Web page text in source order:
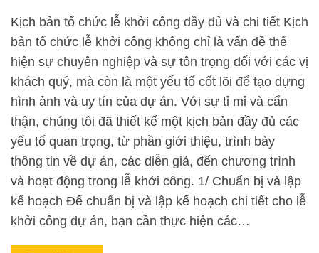
Kịch bản tổ chức lễ khởi công đầy đủ và chi tiết Kịch
bản tổ chức lễ khởi công không chỉ là vấn đề thể
hiện sự chuyên nghiệp và sự tôn trọng đối với các vị
khách quý, mà còn là một yếu tố cốt lõi để tạo dựng
hình ảnh và uy tín của dự án. Với sự tỉ mỉ và cẩn
thận, chúng tôi đã thiết kế một kịch bản đầy đủ các
yếu tố quan trọng, từ phần giới thiệu, trình bày
thông tin về dự án, các diễn giả, đến chương trình
và hoạt động trong lễ khởi công. 1/ Chuẩn bị và lập
kế hoạch Để chuẩn bị và lập kế hoạch chi tiết cho lễ
khởi công dự án, bạn cần thực hiện các…